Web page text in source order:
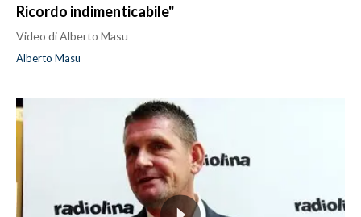
Ricordo indimenticabile"
Video di Alberto Masu
Alberto Masu